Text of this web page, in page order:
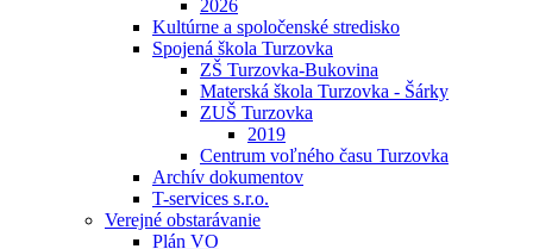
2026
Kultúrne a spoločenské stredisko
Spojená škola Turzovka
ZŠ Turzovka-Bukovina
Materská škola Turzovka - Šárky
ZUŠ Turzovka
2019
Centrum voľného času Turzovka
Archív dokumentov
T-services s.r.o.
Verejné obstarávanie
Plán VO